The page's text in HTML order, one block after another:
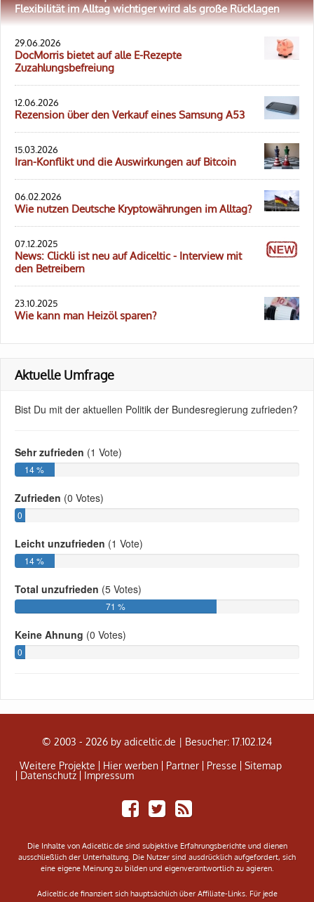
Flexibilität im Alltag wichtiger wird als große Rücklagen
29.06.2026
DocMorris bietet auf alle E-Rezepte
Zuzahlungsbefreiung
12.06.2026
Rezension über den Verkauf eines Samsung A53
15.03.2026
Iran-Konflikt und die Auswirkungen auf Bitcoin
06.02.2026
Wie nutzen Deutsche Kryptowährungen im Alltag?
07.12.2025
News: Clickli ist neu auf Adiceltic - Interview mit
den Betreibern
23.10.2025
Wie kann man Heizöl sparen?
Aktuelle Umfrage
© 2003 - 2026 by adiceltic.de | Besucher: 17.102.124
Weitere Projekte
Hier werben Partner Presse
Sitemap
Datenschutz
Impressum
Share
on
TweetAdiceltic
RSS
Die Inhalte von Adiceltic.de sind subjektive Erfahrungsberichte und dienen
ausschließlich der Unterhaltung. Die Nutzer sind ausdrücklich aufgefordert, sich
eine eigene Meinung zu bilden und eigenverantwortlich zu agieren.
Adiceltic.de finanziert sich hauptsächlich über Affiliate-Links. Für jede